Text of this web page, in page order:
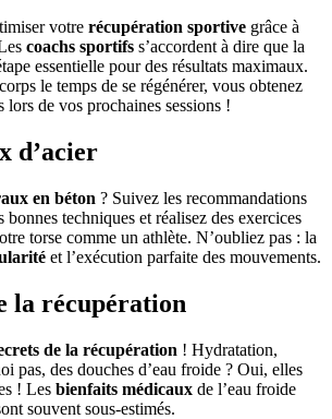
votre récupération sportive grâce à
coachs sportifs s’accordent à dire que la
essentielle pour des résultats maximaux.
le temps de se régénérer, vous obtenez
lors de vos prochaines sessions !
d’acier
en béton ? Suivez les recommandations
techniques et réalisez des exercices
torse comme un athlète. N’oubliez pas : la
et l’exécution parfaite des mouvements.
la récupération
de la récupération ! Hydratation,
pas, des douches d’eau froide ? Oui, elles
! Les bienfaits médicaux de l’eau froide
souvent sous-estimés.